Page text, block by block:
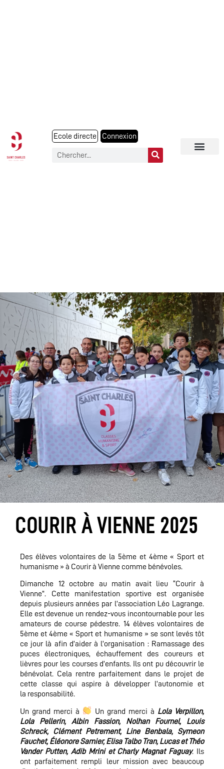
Ecole directe Connexion
COURIR À VIENNE 2025
Des élèves volontaires de la 5ème et 4ème « Sport et
humanisme » à Courir à Vienne comme bénévoles.
Dimanche 12 octobre au matin avait lieu “Courir à
Vienne”. Cette manifestation sportive est organisée
depuis plusieurs années par l’association Léo Lagrange.
Elle est devenue un rendez-vous incontournable pour les
amateurs de course pédestre. 14 élèves volontaires de
5ème et 4ème « Sport et humanisme » se sont levés tôt
ce jour là afin d’aider à l’organisation : Ramassage des
puces électroniques, échauffement des coureurs et
lièvres pour les courses d’enfants. Ils ont pu découvrir le
bénévolat. Cela rentre parfaitement dans le projet de
cette classe qui aspire à développer l’autonomie et
la responsabilité.
Un grand merci à Un grand merci à Lola Verpillon,
Lola Pellerin, Albin Fassion, Nolhan Fournel, Louis
Schreck, Clément Petrement, Line Benbala, Symeon
Fauchet, Éléonore Samier, Elisa Talbo Tran, Lucas et Théo
Vander Putten, Adib Mrini et Charly Magnat Faguay. Ils
ont parfaitement rempli leur mission avec beaucoup